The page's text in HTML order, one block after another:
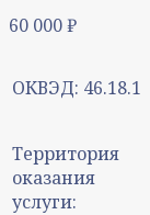
60 000₽
ОКВЭД: 46.18.1
Территория
оказания
услуги: